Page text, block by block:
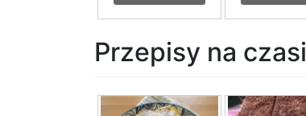
Przepisy na